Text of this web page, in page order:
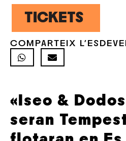
TICKETS
COMPARTEIX
«Iseo &
seran